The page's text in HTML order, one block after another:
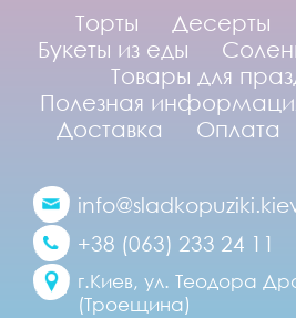
Торты Десерты
Букеты из еды
Товары для
Полезная
Доставка
Оплата
+38 (063) 233 24 11
г.Киев, ул. Теодора
(Троещина)